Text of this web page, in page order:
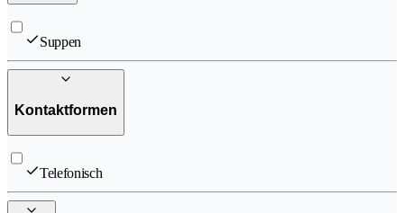
Suppen
Kontaktformen
Telefonisch